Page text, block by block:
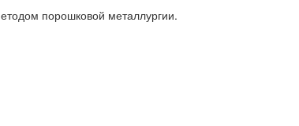
порошковой металлургии.